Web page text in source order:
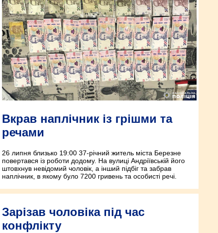
Вкрав наплічник із грішми та
речами
26 липня близько 19:00 37-річний житель міста Березне
повертався із роботи додому. На вулиці Андріївській його
штовхнув невідомий чоловік, а інший підбіг та забрав
наплічник, в якому було 7200 гривень та особисті речі.
Зарізав чоловіка під час
конфлікту